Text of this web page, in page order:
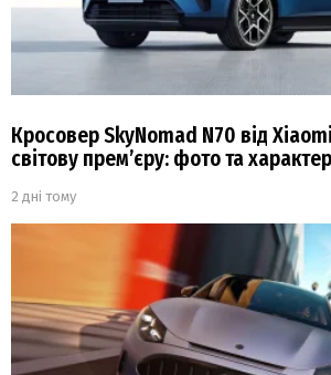
Кросовер SkyNomad N70 від
світову прем’єру: фото та
2 дні тому